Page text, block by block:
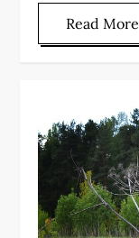
Read More